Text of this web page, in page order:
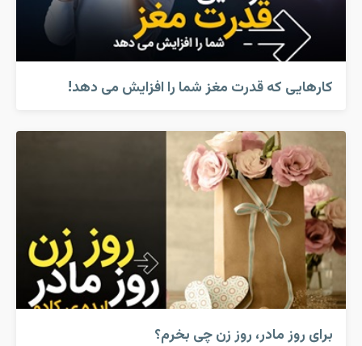
کارهایی که قدرت مغز شما را افزایش می دهد!
برای روز مادر، روز زن چی بخرم؟